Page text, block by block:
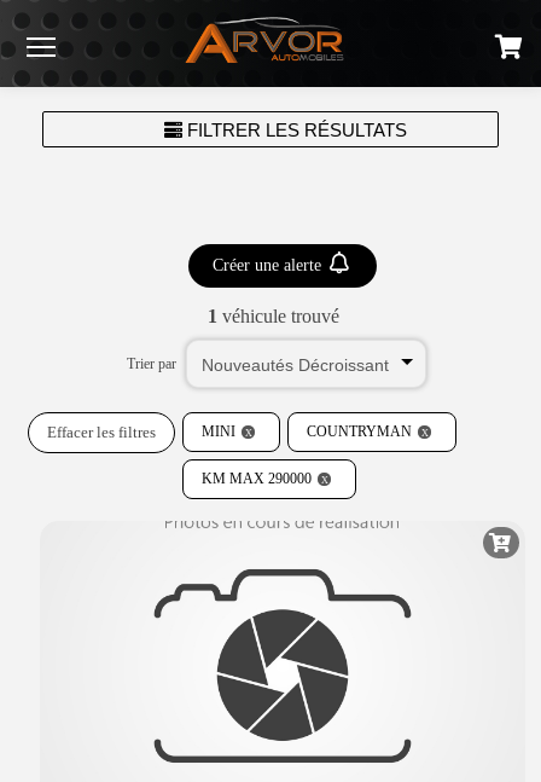
FILTRER LES RÉSULTATS
1 véhicule trouvé
Créer une alerte
Trier par
MINI
Effacer les filtres COUNTRYMAN
KM MAX 290000